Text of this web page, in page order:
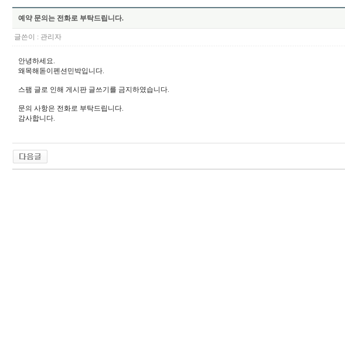
예약 문의는 전화로 부탁드립니다.
글쓴이 : 관리자
안녕하세요.
왜목해돋이펜션민박입니다.
스팸 글로 인해 게시판 글쓰기를 금지하였습니다.
문의 사항은 전화로 부탁드립니다.
감사합니다.